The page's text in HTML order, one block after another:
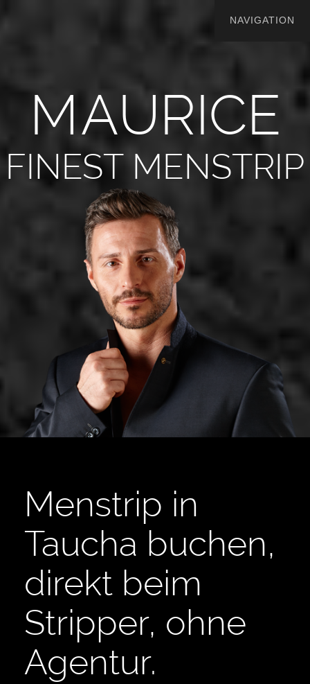
MAURICE
FINEST MENSTRIP
Menstrip in
Taucha buchen,
direkt beim
Stripper, ohne
Agentur.